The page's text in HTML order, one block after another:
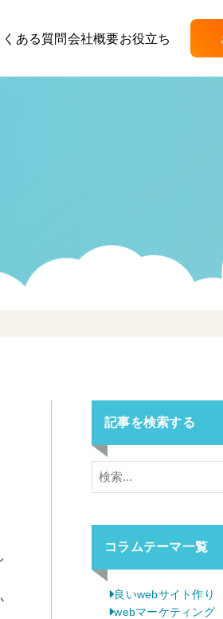
くある質問会社概要お役立ち
記事を検索する
コラムテーマ一覧
良いwebサイト作り
webマーケティング